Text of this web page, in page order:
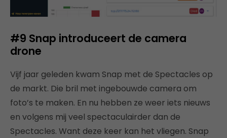
#9 Snap introduceert de camera
drone
Vijf jaar geleden kwam Snap met de Spectacles op
de markt. Die bril met ingebouwde camera om
foto’s te maken. En nu hebben ze weer iets nieuws
en volgens mij veel spectaculairder dan de
Spectacles. Want deze keer kan het vliegen. Snap